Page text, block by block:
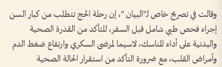
وقالت في تصريح خاص لـ"البيان "، إن رحلة الحج تتطلب من كبار السن
إجراء فحص طبي شامل قبل السفر، للتأكد من القدرة الصحية
والبدنية على أداء المناسك، لاسيما لمرضى السكري وارتفاع ضغط الدم
وأمراض القلب، مع ضرورة التأكد من استقرار الحالة الصحية